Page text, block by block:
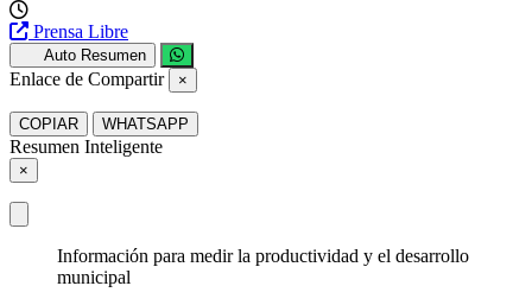
Prensa Libre
Auto Resumen
Enlace de Compartir ×
COPIAR WHATSAPP
Resumen Inteligente
×
Información para medir la productividad y el desarrollo
municipal